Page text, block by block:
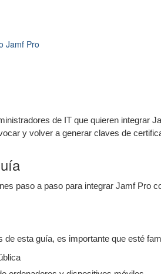
Jamf Pro
de IT que quieren integrar
y volver a generar claves de
paso a paso para integrar Jamf Pro
de esta guía, es importante que esté